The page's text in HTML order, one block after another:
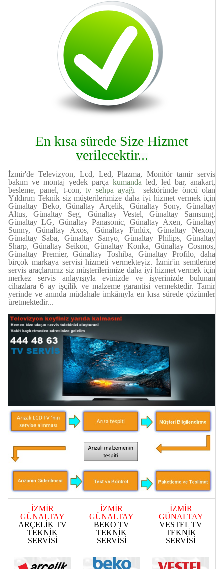
En kısa sürede Size Hizmet
verilecektir...
İzmir'de Televizyon, Lcd, Led, Plazma, Monitör tamir servis
bakım ve montaj yedek parça kumanda led, led bar, anakart,
besleme, panel, t-con,tv sehpa ayağı sektöründe öncü olan
Yıldırım Teknik siz müşterilerimize daha iyi hizmet vermek için
Günaltay Beko, Günaltay Arçelik, Günaltay Sony, Günaltay
Altus, Günaltay Seg, Günaltay Vestel, Günaltay Samsung,
Günaltay LG, Günaltay Panasonic, Günaltay Axen, Günaltay
Sunny, Günaltay Axos, Günaltay Finlüx, Günaltay Nexon,
Günaltay Saba, Günaltay Sanyo, Günaltay Philips, Günaltay
Sharp, Günaltay Seikon, Günaltay Konka, Günaltay Cosmos,
Günaltay Premier, Günaltay Toshiba, Günaltay Profilo, daha
birçok markaya servisi hizmeti vermekteyiz. İzmir'in semtlerine
servis araçlarımız siz müşterilerimize daha iyi hizmet vermek için
merkez servis anlayışıyla evinizde ve işyerinizde bulunan
cihazlara 6 ay işçilik ve malzeme garantisi vermektedir. Tamir
yerinde ve anında müdahale imkânıyla en kısa sürede çözümler
üretmektedir...
İZMİR
GÜNALTAY
ARÇELİK TV
TEKNİK
SERVİSİ
İZMİR
GÜNALTAY
BEKO TV
TEKNİK
SERVİSİ
İZMİR
GÜNALTAY
VESTEL TV
TEKNİK
SERVİSİ